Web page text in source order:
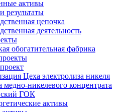
активы
результаты
цепочка
деятельность
обогатительная фабрика
Цеха электролиза никеля
медно-никелевого концентрата
ГОК
активы